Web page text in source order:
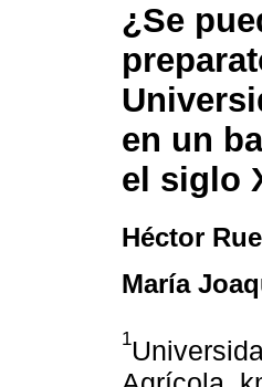
¿Se
en un
el siglo
Héctor
María
1